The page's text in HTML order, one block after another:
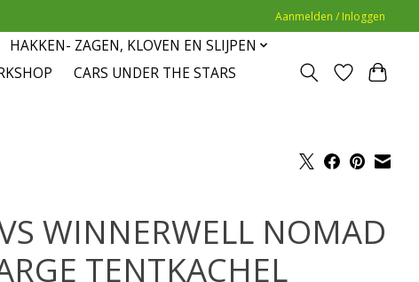
Aanmelden / Inloggen
HAKKEN- ZAGEN, KLOVEN EN SLIJPEN
CARS UNDER THE STARS
WINNERWELL NOMAD
TENTKACHEL